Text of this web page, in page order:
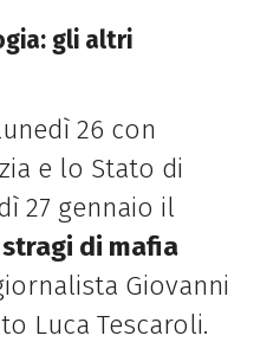
gli altri
26 con
e lo Stato di
27 gennaio il
stragi di mafia
Giovanni
Luca Tescaroli.